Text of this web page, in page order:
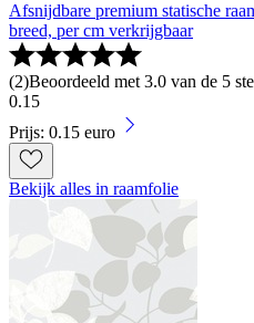
Afsnijdbare premium statische
breed, per cm verkrijgbaar
(2)Beoordeeld met 3.0 van de 5
0.15
Prijs: 0.15 euro
Bekijk alles in raamfolie